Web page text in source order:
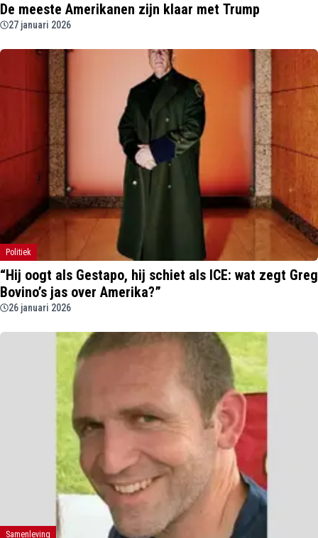
De meeste Amerikanen zijn klaar met Trump
27 januari 2026
Politiek
“Hij oogt als Gestapo, hij schiet als ICE: wat zegt Greg
Bovino’s jas over Amerika?”
26 januari 2026
Samenleving